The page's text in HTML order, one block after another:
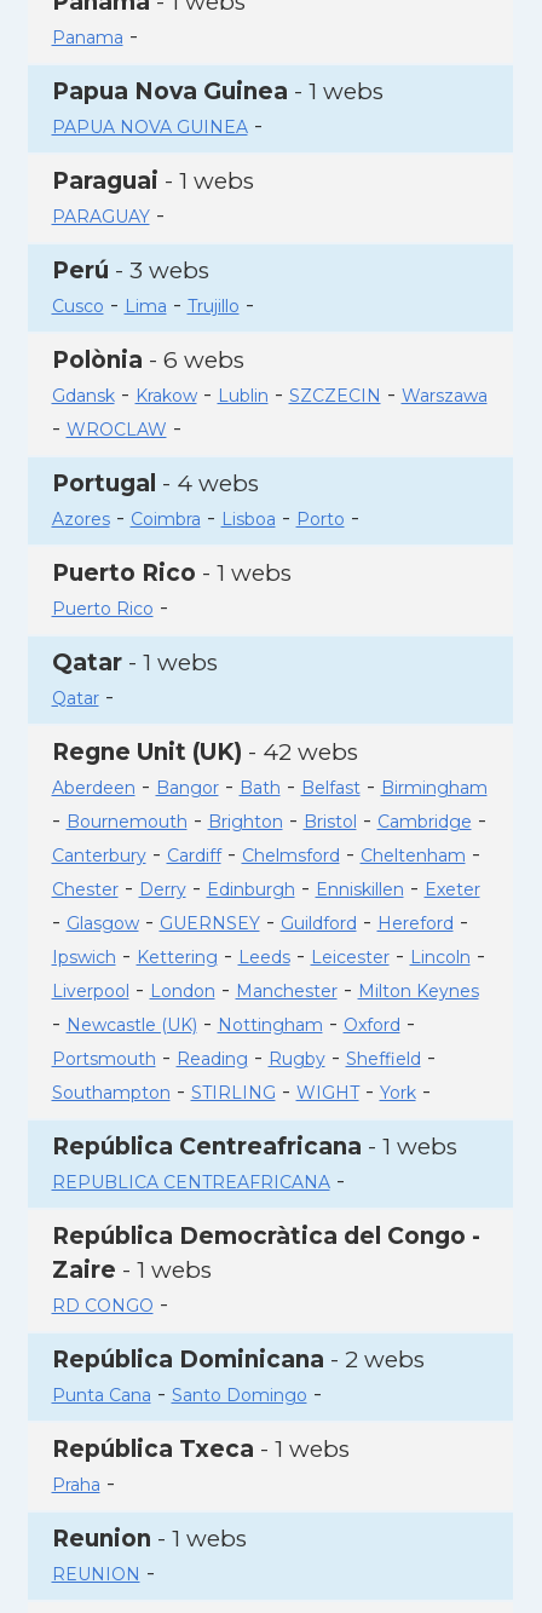
Panama -
Papua Nova Guinea - 1 webs
PAPUA NOVA GUINEA-
Paraguai - 1 webs
PARAGUAY-
Perú - 3 webs
Cusco - Lima - Trujillo -
Polònia - 6 webs
Gdansk- Krakow- Lublin - SZCZECIN - Warszawa
- WROCLAW -
Portugal - 4 webs
Azores- Coimbra - Lisboa - Porto -
Puerto Rico - 1 webs
Puerto Rico -
Qatar- 1 webs
Qatar-
Regne Unit (UK) - 42 webs
Aberdeen - Bangor- Bath - Belfast- Birmingham
- Bournemouth - Brighton - Bristol - Cambridge -
Canterbury- Cardiff- Chelmsford - Cheltenham -
Chester- Derry- Edinburgh - Enniskillen - Exeter
- Glasgow- GUERNSEY- Guildford - Hereford -
Ipswich - Kettering - Leeds- Leicester- Lincoln -
Liverpool - London - Manchester- Milton Keynes
- Newcastle (UK) - Nottingham - Oxford -
Portsmouth - Reading - Rugby- Sheffield -
Southampton - STIRLING - WIGHT- York-
República Centreafricana - 1 webs
REPUBLICA CENTREAFRICANA-
República Democràtica del Congo -
Zaire - 1 webs
RD CONGO -
República Dominicana - 2 webs
Punta Cana - Santo Domingo -
República Txeca - 1 webs
Praha -
Reunion - 1 webs
REUNION -